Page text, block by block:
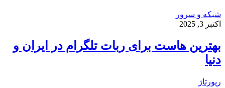
شبکه و سرور
اکتبر 3, 2025
بهترین هاست برای ربات تلگرام در ایران و
دنیا
رپورتاژ